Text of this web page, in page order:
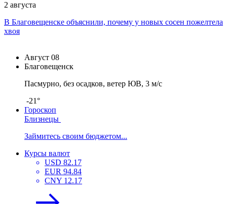
2 августа
В Благовещенске объяснили, почему у новых сосен пожелтела
хвоя
Август 08
Благовещенск
Пасмурно, без осадков, ветер ЮВ, 3 м/с
-21°
Гороскоп
Близнецы
Займитесь своим бюджетом...
Курсы валют
USD 82.17
EUR 94.84
CNY 12.17